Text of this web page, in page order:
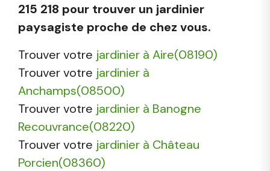
215 218 pour trouver un jardinier
paysagiste proche de chez vous.
Trouver votre jardinier à Aire(08190)
Trouver votre jardinier à
Anchamps(08500)
Trouver votre jardinier à Banogne
Recouvrance(08220)
Trouver votre jardinier à Château
Porcien(08360)